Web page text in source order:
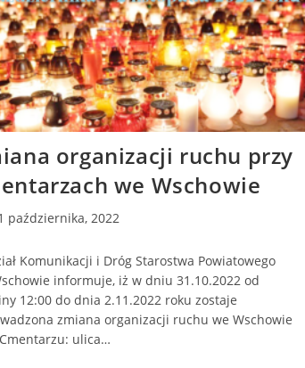
organizacji ruchu przy
we Wschowie
października, 2022
Komunikacji i Dróg Starostwa Powiatowego
informuje, iż w dniu 31.10.2022 od
12:00 do dnia 2.11.2022 roku zostaje
zmiana organizacji ruchu we Wschowie
ulica…